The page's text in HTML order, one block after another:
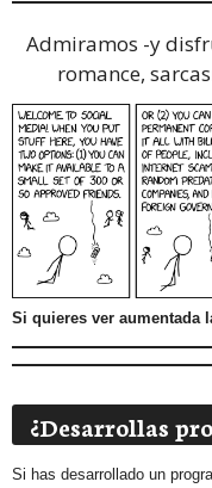
Admiramos -y
romance,
Si quieres ver aumentada
¿Desarrollas
Si has desarrollado un